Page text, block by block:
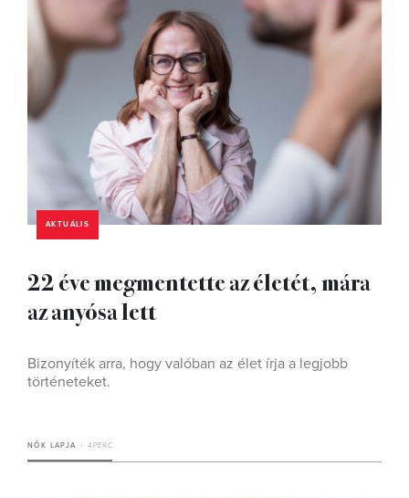
AKTUÁLIS
22 éve megmentette az életét, mára
az anyósa lett
Bizonyíték arra, hogy valóban az élet írja a legjobb
történeteket.
NŐK LAPJA 4 PERC